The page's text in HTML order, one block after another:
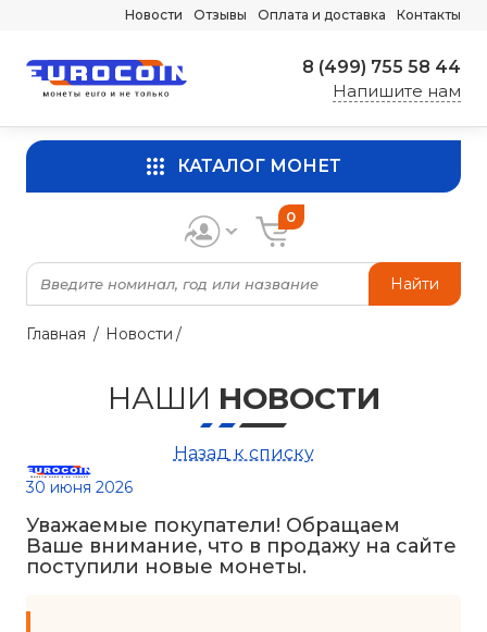
Новости Отзывы Оплата и доставка Контакты
8 (499) 755 58 44
Напишите нам
КАТАЛОГ МОНЕТ
Найти
0
Главная Новости
НАШИ НОВОСТИ
Назад к списку
30 июня 2026
Уважаемые покупатели! Обращаем
Ваше внимание, что в продажу на сайте
поступили новые монеты.